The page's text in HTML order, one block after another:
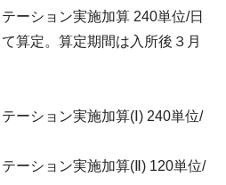
ーション実施加算 240単位/日
算定。算定期間は入所後３月
ーション実施加算(Ⅰ) 240単位/
ーション実施加算(Ⅱ) 120単位/